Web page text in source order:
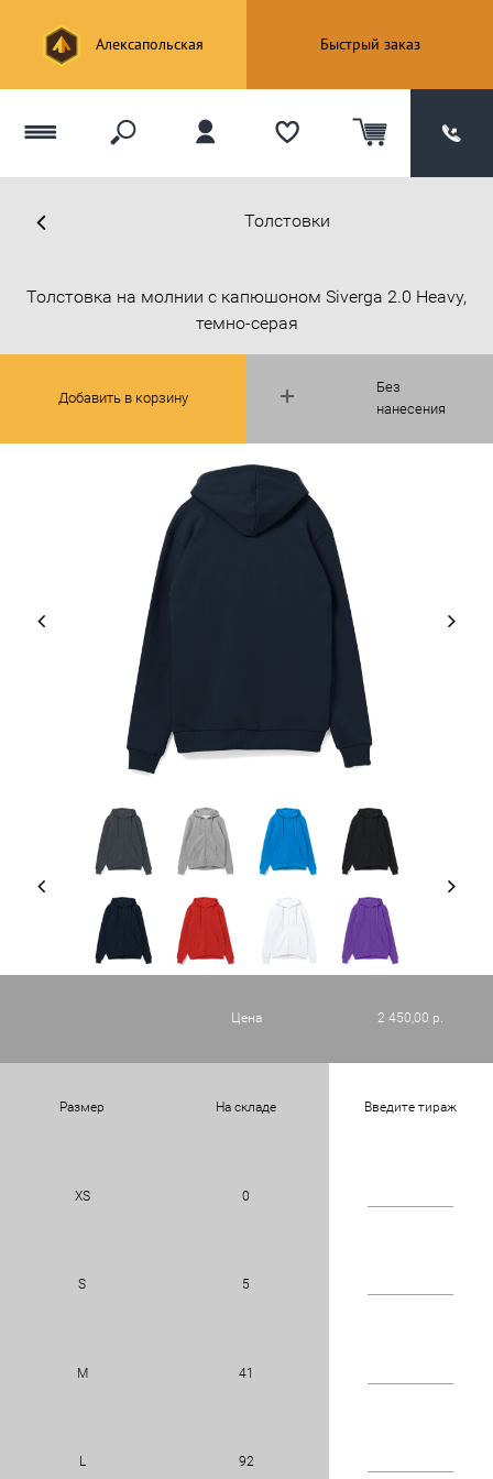
Алексапольская Быстрый заказ
Толстовки
Без
нанесения
Толстовка на молнии с капюшоном Siverga 2.0 Heavy,
темно-серая
Добавить в корзину
Цена 2 450,00 р.
Размер На складе Введите тираж
XS 0
S 5
M 41
L 92